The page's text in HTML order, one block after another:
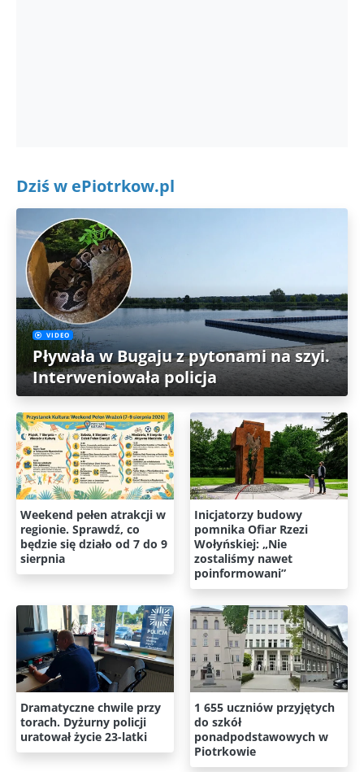
Dziś w ePiotrkow.pl
VIDEO
Pływała w Bugaju z pytonami na szyi.
Interweniowała policja
Weekend pełen atrakcji w
regionie. Sprawdź, co
będzie się działo od 7 do 9
sierpnia
Inicjatorzy budowy
pomnika Ofiar Rzezi
Wołyńskiej: „Nie
zostaliśmy nawet
poinformowani”
Dramatyczne chwile przy
torach. Dyżurny policji
uratował życie 23-latki
1 655 uczniów przyjętych
do szkół
ponadpodstawowych w
Piotrkowie